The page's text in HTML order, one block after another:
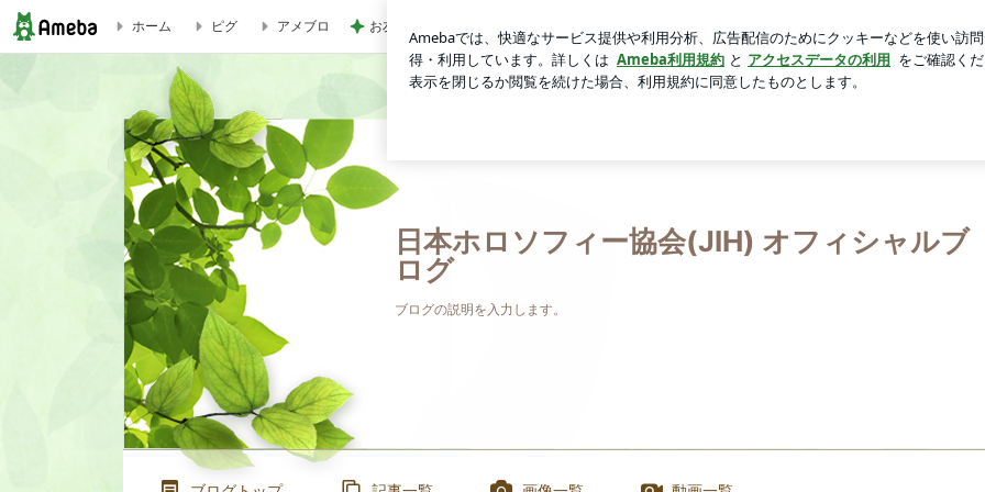
【募集開始】マスターホロソファー講座（ベーシック）東京開催決定！！ | 日本ホロソフィー協会(JIH) オフィシャルブログ
ホーム ピグ アメブロ お友達2人からたくさんのお土産 ロ
日本ホロソフィー協会(JIH) オフィシャルブ
ログ
ブログの説明を入力します。